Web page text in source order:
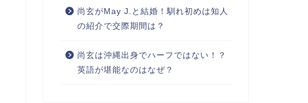
尚玄がMay J.と結婚！馴れ初めは知人
の紹介で交際期間は？
尚玄は沖縄出身でハーフではない！？
英語が堪能なのはなぜ？